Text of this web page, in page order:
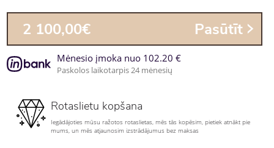
2 100,00€ Pasūtīt
Mėnesio įmoka nuo 102.20 €
Paskolos laikotarpis 24 mėnesių
Rotaslietu kopšana
Iegādājoties mūsu ražotos rotaslietas, mēs tās kopēsim, pietiek atnākt pie
mums, un mēs atjaunosim izstrādājumus bez maksas